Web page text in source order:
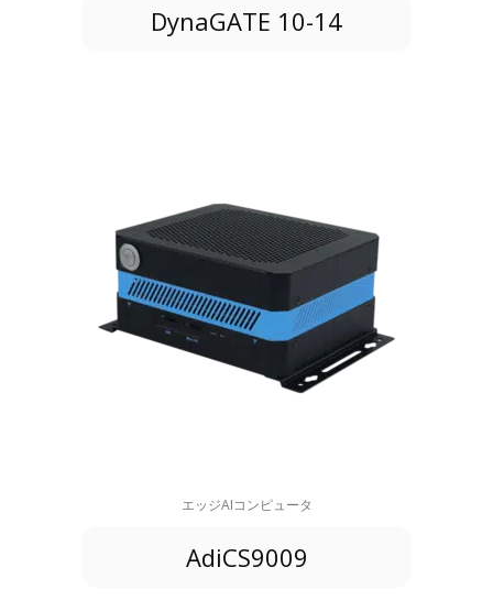
DynaGATE 10-14
エッジAIコンピュータ
AdiCS9009